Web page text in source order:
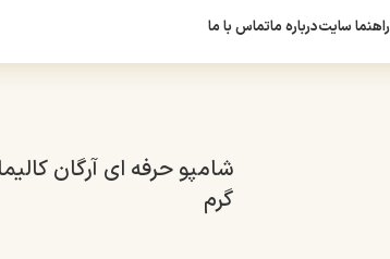
راهنما سایتدرباره ماتماس با ما
گرم